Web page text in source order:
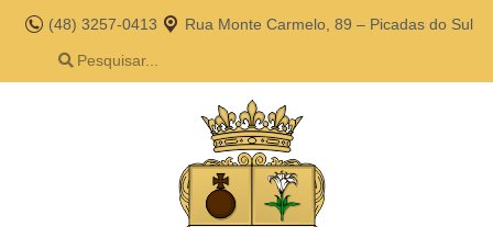
(48) 3257-0413 Rua Monte Carmelo, 89 – Picadas do Sul